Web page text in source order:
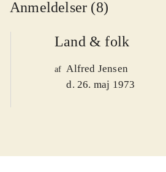
Anmeldelser (8)
Land & folk
af Alfred Jensen
d. 26. maj 1973